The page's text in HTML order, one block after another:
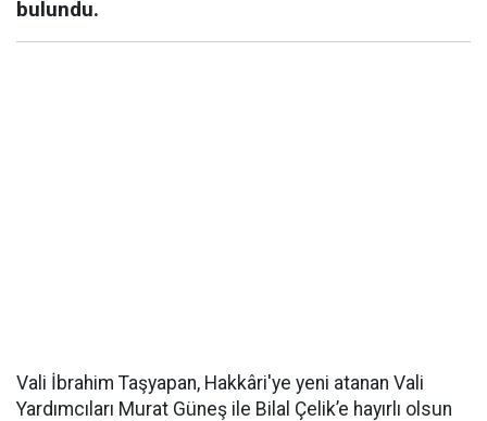
bulundu.
Vali İbrahim Taşyapan, Hakkâri'ye yeni atanan Vali
Yardımcıları Murat Güneş ile Bilal Çelik’e hayırlı olsun